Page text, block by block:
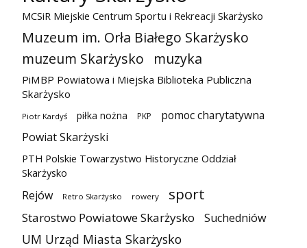
MCSiR Miejskie Centrum Sportu i Rekreacji Skarżysko
Muzeum im. Orła Białego Skarżysko
muzeum Skarżysko
muzyka
PiMBP Powiatowa i Miejska Biblioteka Publiczna
Skarżysko
Piotr Kardyś piłka nożna PKP
pomoc charytatywna
Powiat Skarżyski
PTH Polskie Towarzystwo Historyczne Oddział
Skarżysko
Rejów Retro Skarżysko rowery sport
Starostwo Powiatowe Skarżysko Suchedniów
UM Urząd Miasta Skarżysko